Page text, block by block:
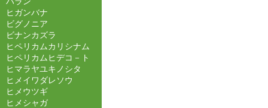
ヒガンバナ
ビグノニア
ビナンカズラ
ヒペリカムカリシナム
ヒペリカムヒデコ－ト
ヒマラヤユキノシタ
ヒメイワダレソウ
ヒメウツギ
ヒメシャガ